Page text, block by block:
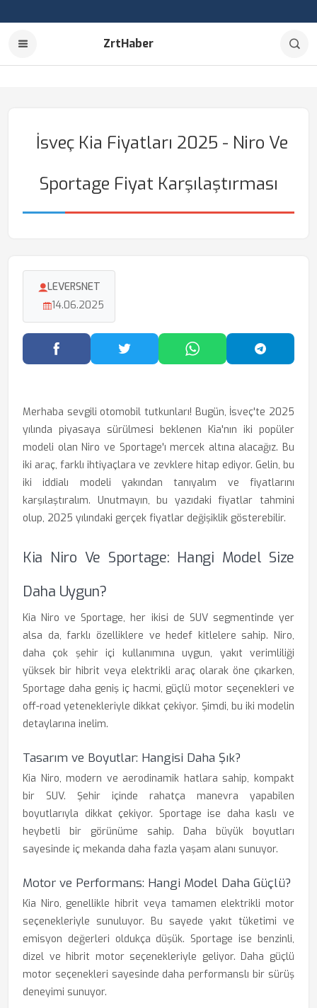
ZrtHaber
İsveç Kia Fiyatları 2025 - Niro Ve
Sportage Fiyat Karşılaştırması
LEVERSNET
14.06.2025
Facebook'ta PaylaşTwitter'da PaylaşWhatsApp'ta Paylaş
Merhaba sevgili otomobil tutkunları! Bugün, İsveç'te 2025
yılında piyasaya sürülmesi beklenen Kia'nın iki popüler
modeli olan Niro ve Sportage'ı mercek altına alacağız. Bu
iki araç, farklı ihtiyaçlara ve zevklere hitap ediyor. Gelin, bu
iki iddialı modeli yakından tanıyalım ve fiyatlarını
karşılaştıralım. Unutmayın, bu yazıdaki fiyatlar tahmini
olup, 2025 yılındaki gerçek fiyatlar değişiklik gösterebilir.
Kia Niro Ve Sportage: Hangi Model Size
Daha Uygun?
Kia Niro ve Sportage, her ikisi de SUV segmentinde yer
alsa da, farklı özelliklere ve hedef kitlelere sahip. Niro,
daha çok şehir içi kullanımına uygun, yakıt verimliliği
yüksek bir hibrit veya elektrikli araç olarak öne çıkarken,
Sportage daha geniş iç hacmi, güçlü motor seçenekleri ve
off-road yetenekleriyle dikkat çekiyor. Şimdi, bu iki modelin
detaylarına inelim.
Tasarım ve Boyutlar: Hangisi Daha Şık?
Kia Niro, modern ve aerodinamik hatlara sahip, kompakt
bir SUV. Şehir içinde rahatça manevra yapabilen
boyutlarıyla dikkat çekiyor. Sportage ise daha kaslı ve
heybetli bir görünüme sahip. Daha büyük boyutları
sayesinde iç mekanda daha fazla yaşam alanı sunuyor.
Motor ve Performans: Hangi Model Daha Güçlü?
Kia Niro, genellikle hibrit veya tamamen elektrikli motor
seçenekleriyle sunuluyor. Bu sayede yakıt tüketimi ve
emisyon değerleri oldukça düşük. Sportage ise benzinli,
dizel ve hibrit motor seçenekleriyle geliyor. Daha güçlü
motor seçenekleri sayesinde daha performanslı bir sürüş
deneyimi sunuyor.